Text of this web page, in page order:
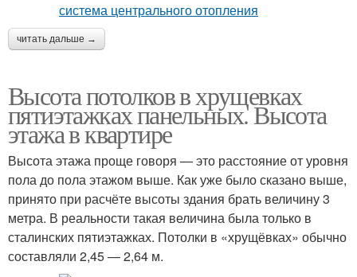
читать дальше →
Высота потолков в хрущевках
пятиэтажках панельных. Высота
этажа в квартире
Высота этажа проще говоря — это расстояние от уровня
пола до пола этажом выше. Как уже было сказано выше,
принято при расчёте высоты здания брать величину 3
метра. В реальности такая величина была только в
сталинских пятиэтажках. Потолки в «хрущёвках» обычно
составляли 2,45 — 2,64 м.